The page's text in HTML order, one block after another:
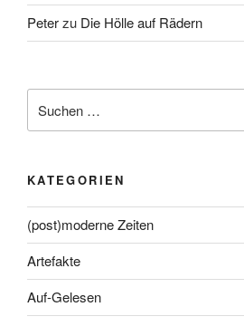
Peterzu Die Hölle auf Rädern
nach:
KATEGORIEN
(post)moderne Zeiten
Artefakte
Auf-Gelesen